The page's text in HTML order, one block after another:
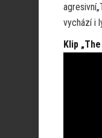
vychází i
Klip